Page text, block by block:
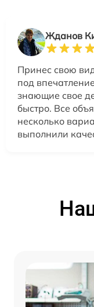
Жданов
Принес свою
под
знающие свое
быстро. Все
несколько
выполнили